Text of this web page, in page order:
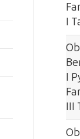
I
I
III